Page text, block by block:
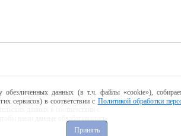
данных в соответствии с
обезличенных данных (в т.ч. файлы «cookie»),
сервисов) в соответствии с Политикой обработки
Принять